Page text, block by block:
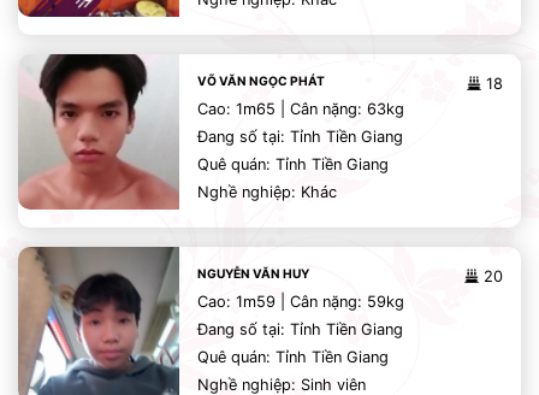
18
VÕ VĂN NGỌC PHÁT
Cao: 1m65 | Cân nặng: 63kg
Đang số tại: Tỉnh Tiền Giang
Quê quán: Tỉnh Tiền Giang
Nghề nghiệp: Khác
20
NGUYỄN VĂN HUY
Cao: 1m59 | Cân nặng: 59kg
Đang số tại: Tỉnh Tiền Giang
Quê quán: Tỉnh Tiền Giang
Nghề nghiệp: Sinh viên